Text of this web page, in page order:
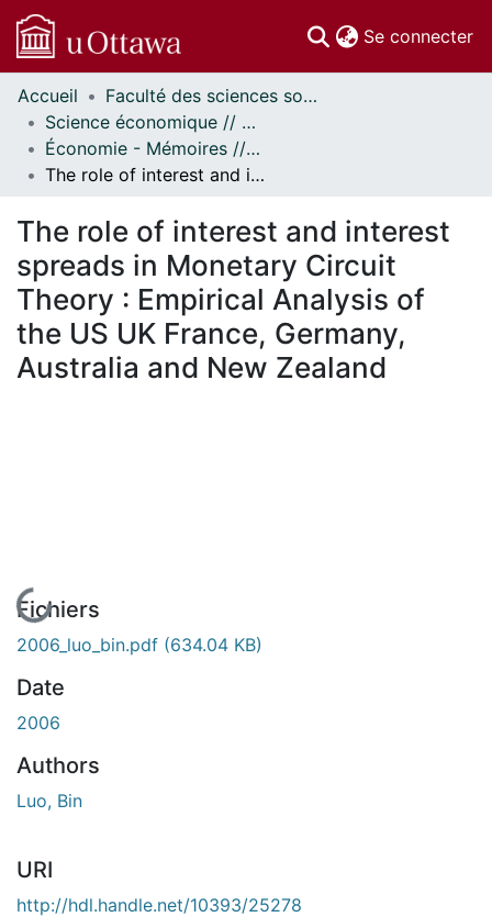
Se connecter
Communautés
et collections
Parcourir
Statistiques
À propos
Accueil
Faculté des sciences sociales // Faculty of Social Sciences
Science économique // Economics
Économie - Mémoires // Economics - Research Papers
The role of interest and interest spreads in Monetary Circuit Theory : Empirical Analysis of the US UK France, Germany, Australia and New Zealand
The role of interest and interest
spreads in Monetary Circuit
Theory : Empirical Analysis of
the US UK France, Germany,
Australia and New Zealand
En cours de chargement...
Fichiers
2006_luo_bin.pdf (634.04 KB)
Date
2006
Authors
Luo, Bin
URI
http://hdl.handle.net/10393/25278